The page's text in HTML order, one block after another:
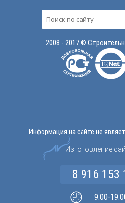
2008 - 2017 ©
Информация на сайте не
Изготовление
8 916 153
9.00-